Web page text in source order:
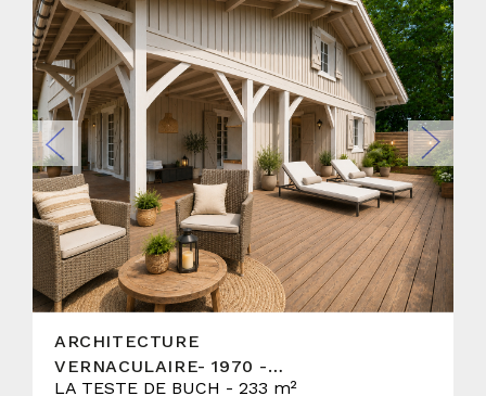
ARCHITECTURE
VERNACULAIRE- 1970 -
MAISON LANDAISE AVEC
LA TESTE DE BUCH - 233 m²